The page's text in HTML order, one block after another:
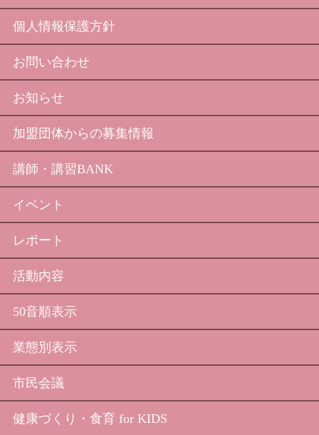
個人情報保護方針
お問い合わせ
お知らせ
加盟団体からの募集情報
講師・講習BANK
イベント
レポート
活動内容
50音順表示
業態別表示
市民会議
健康づくり・食育 for KIDS